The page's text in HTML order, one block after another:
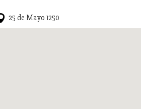
25 de Mayo 1250